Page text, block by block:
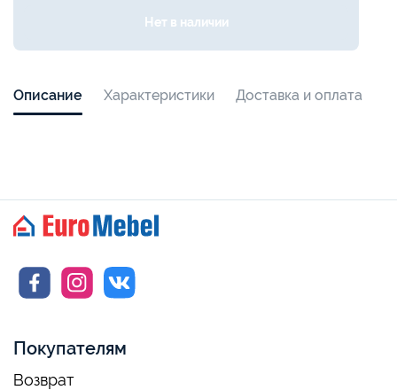
Нет в наличии
Описание Характеристики Доставка и оплата
Покупателям
Возврат